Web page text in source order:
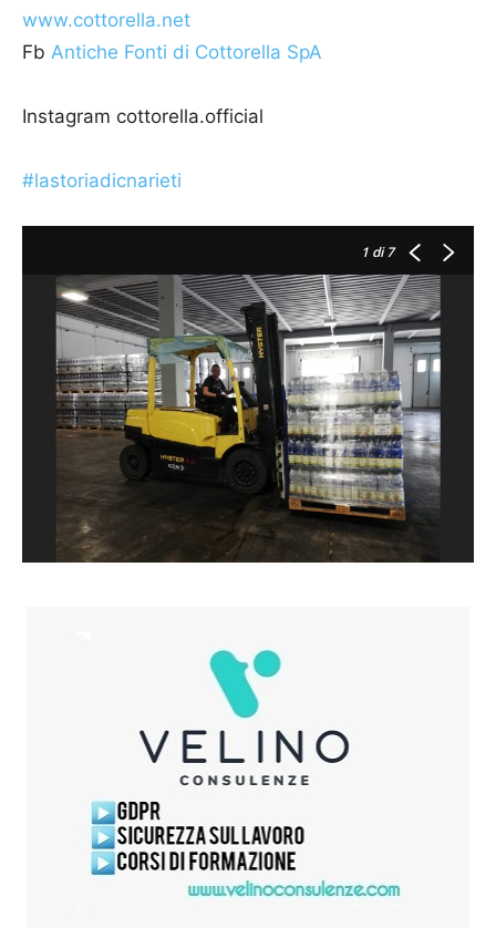
www.cottorella.net
Fb Antiche Fonti di Cottorella SpA
Instagram cottorella.official
#lastoriadicnarieti
1 di 7